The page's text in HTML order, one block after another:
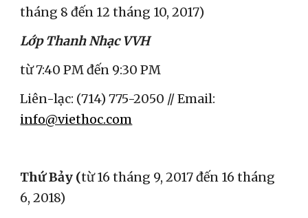
tháng 8 đến 12 tháng 10, 2017)
Lớp Thanh Nhạc VVH
từ 7:40 PM đến 9:30 PM
info@viethoc.com
Thứ Bảy (từ 16 tháng 9, 2017 đến 16 tháng
6, 2018)